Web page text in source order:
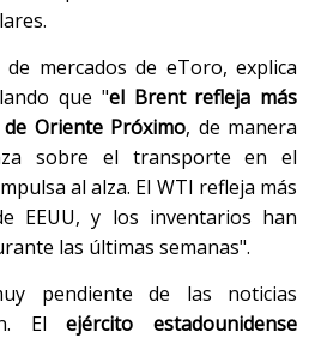
mercados de eToro, explica
que "el Brent refleja más
Oriente Próximo, de manera
sobre el transporte en el
al alza. El WTI refleja más
EEUU, y los inventarios han
las últimas semanas".
pendiente de las noticias
Elejército estadounidense